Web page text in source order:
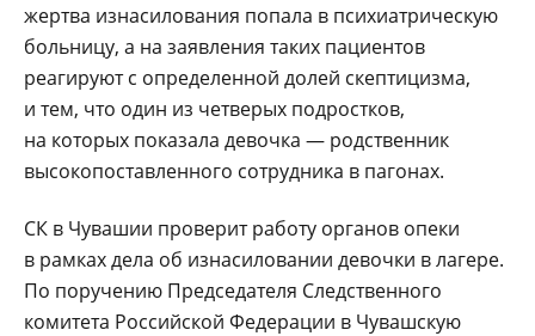
жертва изнасилования попала в психиатрическую
больницу, а на заявления таких пациентов
реагируют с определенной долей скептицизма,
и тем, что один из четверых подростков,
на которых показала девочка — родственник
высокопоставленного сотрудника в пагонах.
СК в Чувашии проверит работу органов опеки
в рамках дела об изнасиловании девочки в лагере.
По поручению Председателя Следственного
комитета Российской Федерации в Чувашскую